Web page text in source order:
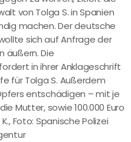
von Tolga S. in Spanien
machen. Der deutsche
sich auf Anfrage der
äußern. Die
in ihrer Anklageschrift
für Tolga S. Außerdem
entschädigen – mit je
Mutter, sowie 100.000 Euro
Foto: Spanische Polizei